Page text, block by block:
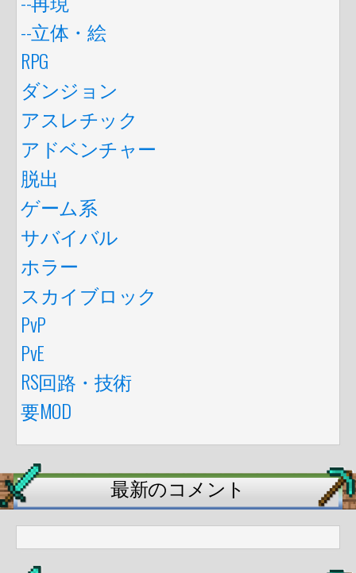
--立体・絵
RPG
ダンジョン
アスレチック
アドベンチャー
脱出
ゲーム系
サバイバル
ホラー
スカイブロック
PvP
PvE
RS回路・技術
要MOD
最新のコメント